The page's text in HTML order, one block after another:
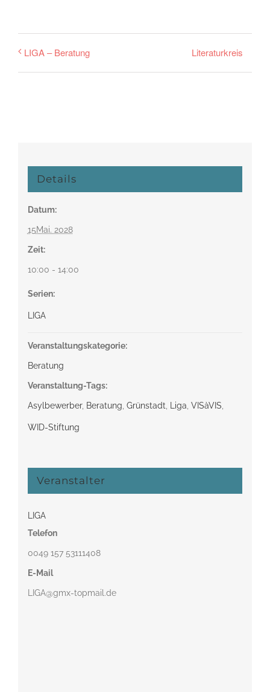
LIGA – Beratung Literaturkreis
Details
Datum:
15Mai. 2028
Zeit:
10:00 - 14:00
Serien:
LIGA
Veranstaltungskategorie:
Beratung
Veranstaltung-Tags:
Asylbewerber, Beratung Grünstadt Liga VISàVIS
WID-Stiftung
Veranstalter
LIGA
Telefon
0049 157 53111408‬
E-Mail
LIGA@gmx-topmail.de